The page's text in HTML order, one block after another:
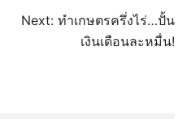
Next: ทำเกษตรครึ่งไร่…ปั้น
เงินเดือนละหมื่น!